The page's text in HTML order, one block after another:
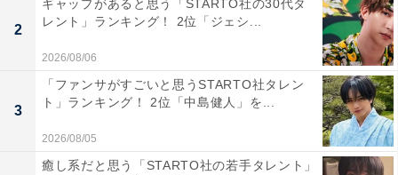
1位：浮所飛貴（ACEes）／68票
2
ギャップがあると思う「STARTO社の30代タ
レント」ランキング！ 2位「ジェシ...
2026/08/06
3
「ファンサがすごいと思うSTARTO社タレン
ト」ランキング！ 2位「中島健人」を...
2026/08/05
癒し系だと思う「STARTO社の若手タレント」